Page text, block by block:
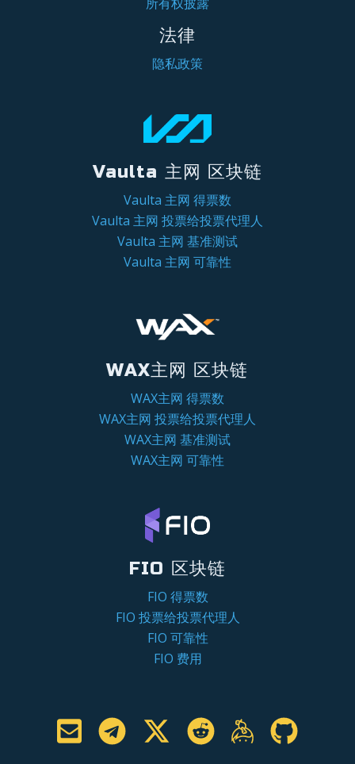
法律
隐私政策
Vaulta 主网 区块链
Vaulta 主网 得票数
Vaulta 主网 投票给投票代理人
Vaulta 主网 基准测试
Vaulta 主网 可靠性
WAX主网 区块链
WAX主网 得票数
WAX主网 投票给投票代理人
WAX主网 基准测试
WAX主网 可靠性
FIO 区块链
FIO 得票数
FIO 投票给投票代理人
FIO 可靠性
FIO 费用